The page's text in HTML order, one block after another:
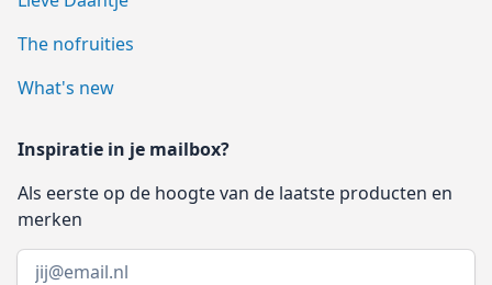
The nofruities
What's new
Inspiratie in je mailbox?
Als eerste op de hoogte van de laatste producten en
merken
Email address